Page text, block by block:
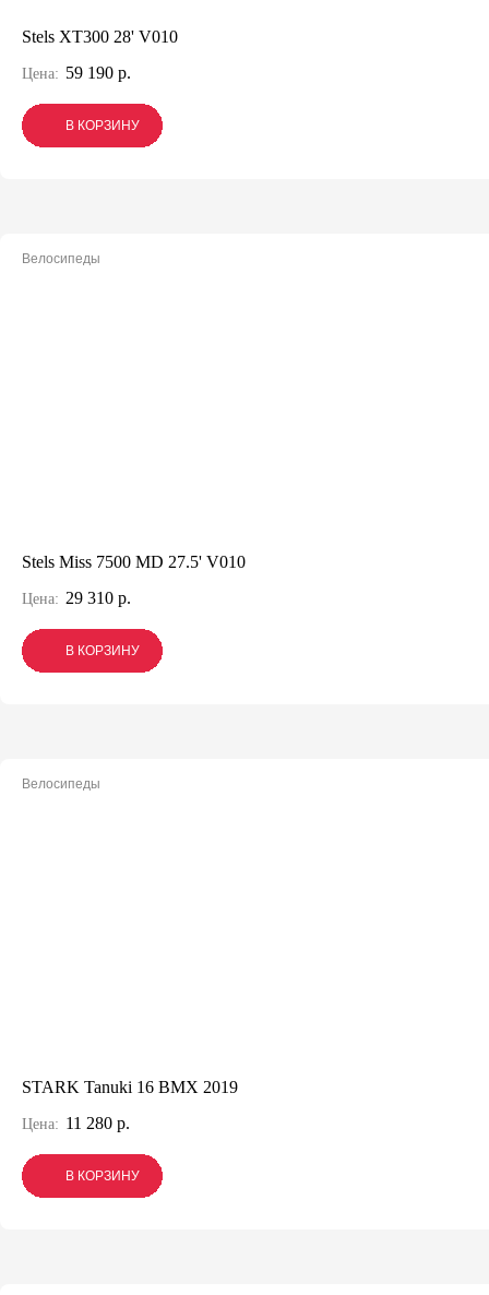
Stels XT300 28' V010
Цена: 59 190 р.
В КОРЗИНУ
В КОРЗИНУ
В КОРЗИНУ
Велосипеды
Stels Miss 7500 MD 27.5' V010
Цена: 29 310 р.
В КОРЗИНУ
В КОРЗИНУ
В КОРЗИНУ
Велосипеды
STARK Tanuki 16 BMX 2019
Цена: 11 280 р.
В КОРЗИНУ
В КОРЗИНУ
В КОРЗИНУ